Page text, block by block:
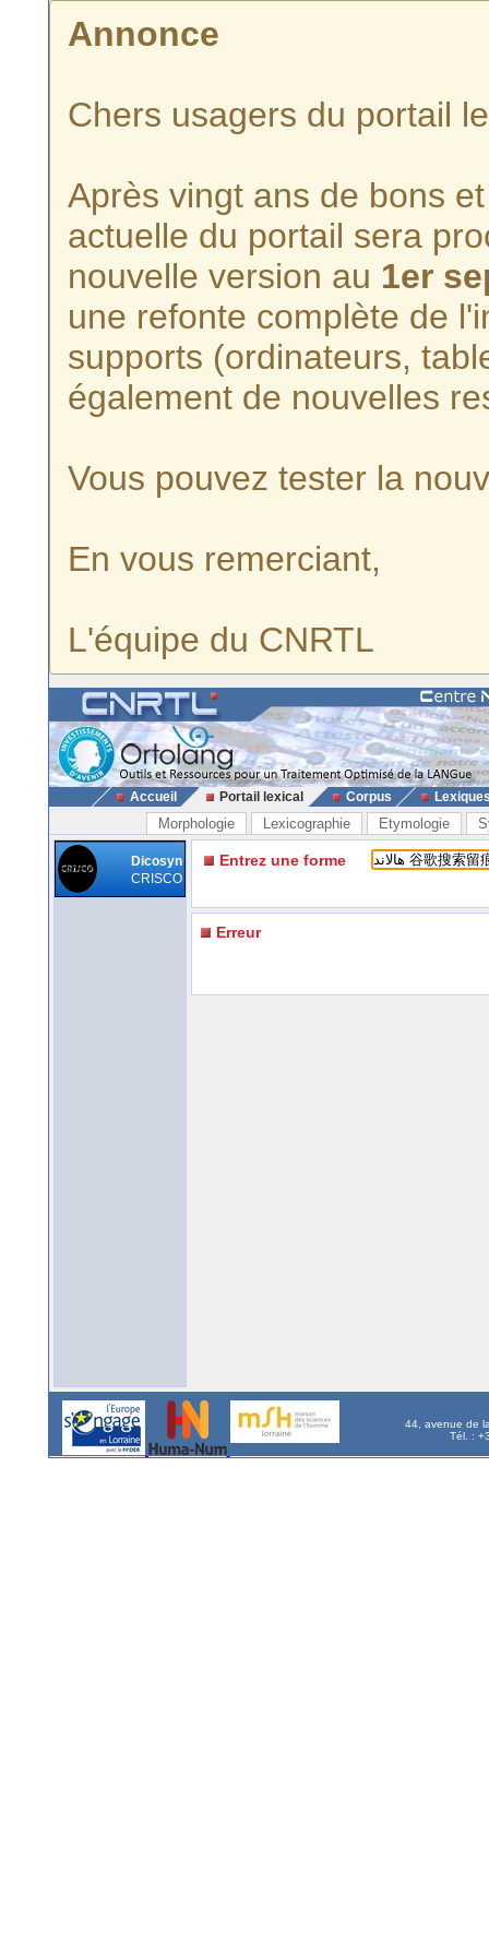
Annonce
Chers usagers du portail
Après vingt ans de bons
actuelle du portail sera
nouvelle version au 1er
une refonte complète de
supports (ordinateurs,
également de nouvelles
Vous pouvez tester la
En vous remerciant,
L'équipe du CNRTL
Accueil Portail lexical Corpus
Morphologie Lexicographie Etymologie
Dicosyn
CRISCO
Entrez une forme
Erreur
44, avenue de
Tél. :